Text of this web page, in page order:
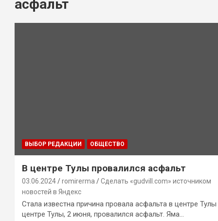
асфальт
ВЫБОР РЕДАКЦИИ ОБЩЕСТВО
В центре Тулы провалился асфальт
03.06.2024 romirerma
Сделать «gudvill.com» источником
новостей в Яндекс
Стала известна причина провала асфальта в центре
центре Тулы, 2 июня, провалился асфальт. Яма…